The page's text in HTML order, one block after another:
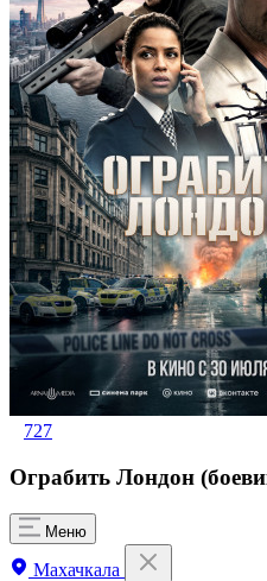
727
Ограбить Лондон
Меню
Махачкала